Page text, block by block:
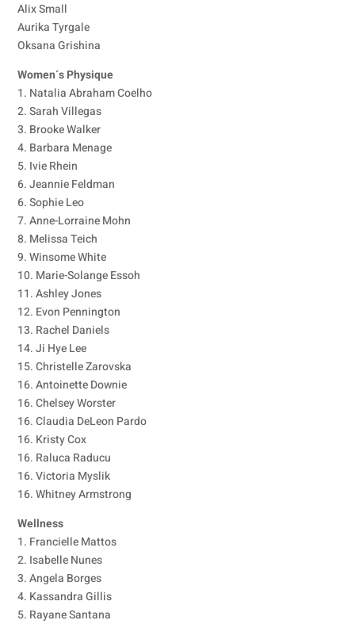
Alix Small
Aurika Tyrgale
Oksana Grishina
Women´s Physique
1. Natalia Abraham Coelho
2. Sarah Villegas
3. Brooke Walker
4. Barbara Menage
5. Ivie Rhein
6. Jeannie Feldman
6. Sophie Leo
7. Anne-Lorraine Mohn
8. Melissa Teich
9. Winsome White
10. Marie-Solange Essoh
11. Ashley Jones
12. Evon Pennington
13. Rachel Daniels
14. Ji Hye Lee
15. Christelle Zarovska
16. Antoinette Downie
16. Chelsey Worster
16. Claudia DeLeon Pardo
16. Kristy Cox
16. Raluca Raducu
16. Victoria Myslik
16. Whitney Armstrong
Wellness
1. Francielle Mattos
2. Isabelle Nunes
3. Angela Borges
4. Kassandra Gillis
5. Rayane Santana